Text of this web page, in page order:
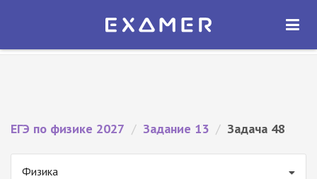
Экзамер — ЕГЭ 2027
ОТКРЫТЬ
ЕГЭ по физике 2027 / Задание 13 / Задача 48
Физика